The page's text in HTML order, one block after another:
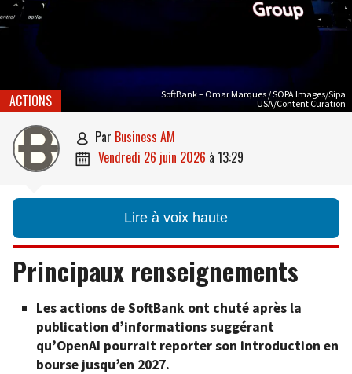
SoftBank – Omar Marques / SOPA Images/Sipa
USA/Content Curation
ACTIONS
 par Business AM
 vendredi 26 juin 2026 à 13:29
Lire à voix haute
Principaux renseignements
Les actions de SoftBank ont chuté après la
publication d’informations suggérant
qu’OpenAI pourrait reporter son introduction en
bourse jusqu’en 2027.